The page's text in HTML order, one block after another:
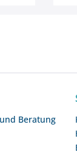
Beratung